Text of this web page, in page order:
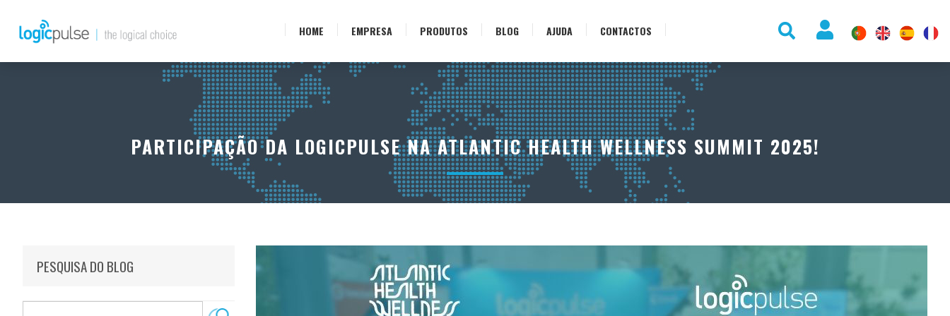
HOME EMPRESA PRODUTOS BLOG AJUDA CONTACTOS
PARTICIPAÇÃO DA LOGICPULSE NA ATLANTIC HEALTH WELLNESS SUMMIT 2025!
PESQUISA DO BLOG